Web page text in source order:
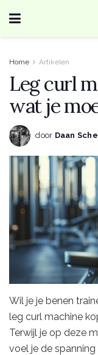
Home Artikelen
Leg curl
wat je
door Daan
Wil je je benen
leg curl machine
Terwijl je op deze
voel je de